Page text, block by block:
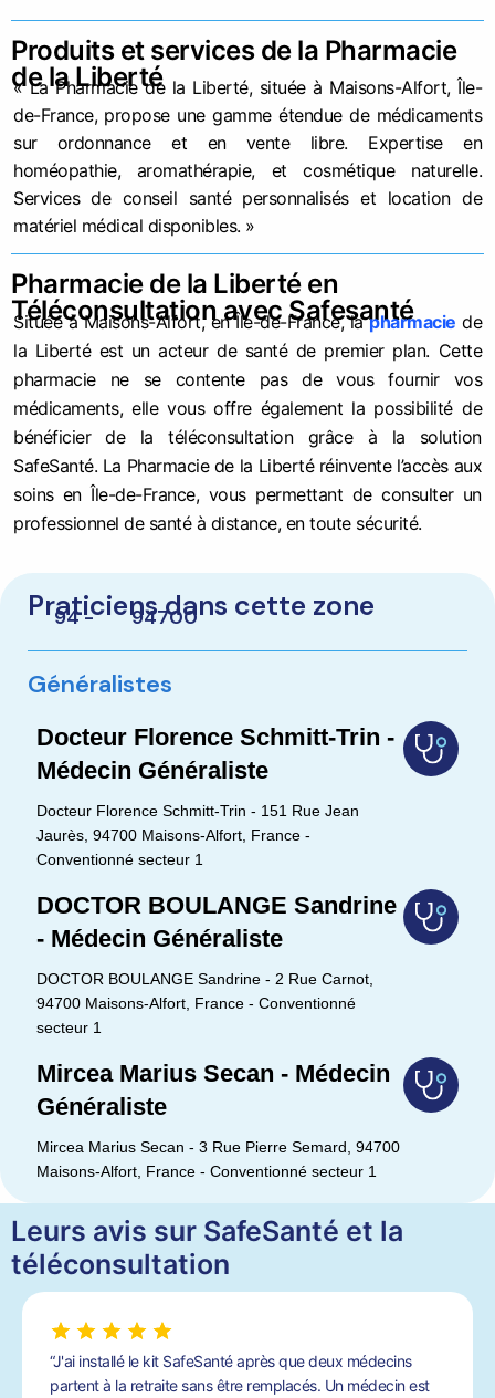
Produits et services de la Pharmacie
de la Liberté
« La Pharmacie de la Liberté, située à Maisons-Alfort, Île-
de-France, propose une gamme étendue de médicaments
sur ordonnance et en vente libre. Expertise en
homéopathie, aromathérapie, et cosmétique naturelle.
Services de conseil santé personnalisés et location de
matériel médical disponibles. »
Pharmacie de la Liberté en
Téléconsultation avec Safesanté
Située à Maisons-Alfort, en Île-de-France, lapharmacie de
la Liberté est un acteur de santé de premier plan. Cette
pharmacie ne se contente pas de vous fournir vos
médicaments, elle vous offre également la possibilité de
bénéficier de la téléconsultation grâce à la solution
SafeSanté. La Pharmacie de la Liberté réinvente l’accès aux
soins en Île-de-France, vous permettant de consulter un
professionnel de santé à distance, en toute sécurité.
Praticiens dans cette zone
94 - 94700
Généralistes
Docteur Florence Schmitt-Trin -
Médecin Généraliste
Docteur Florence Schmitt-Trin - 151 Rue Jean
Jaurès, 94700 Maisons-Alfort, France -
Conventionné secteur 1
DOCTOR BOULANGE Sandrine
- Médecin Généraliste
DOCTOR BOULANGE Sandrine - 2 Rue Carnot,
94700 Maisons-Alfort, France - Conventionné
secteur 1
Mircea Marius Secan - Médecin
Généraliste
Mircea Marius Secan - 3 Rue Pierre Semard, 94700
Maisons-Alfort, France - Conventionné secteur 1
Leurs avis sur SafeSanté et la
téléconsultation
“J'ai installé le kit SafeSanté après que deux médecins
partent à la retraite sans être remplacés. Un médecin est